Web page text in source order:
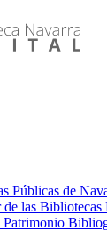
Públicas de
las Bibliotecas
Patrimonio